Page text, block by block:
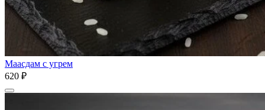
Маасдам с угрем
620 ₽